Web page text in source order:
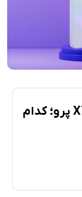
مقایسه سامسونگ A36 با پوکو X7 پرو؛ کدام